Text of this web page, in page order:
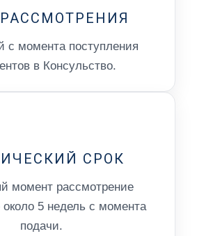
с момента поступления
в Консульство.
СРОК
момент рассмотрение
около 5 недель с момента
подачи.